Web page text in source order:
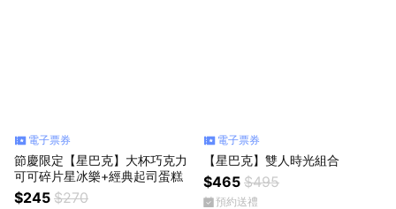
電子票券
節慶限定【星巴克】大杯巧克力
可可碎片星冰樂+經典起司蛋糕
$245 $270
電子票券
【星巴克】雙人時光組合
$465 $495
預約送禮